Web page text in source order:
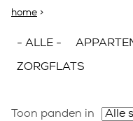
U bent hier
home >
- ALLE -
ZORGFLATS
Toon panden in